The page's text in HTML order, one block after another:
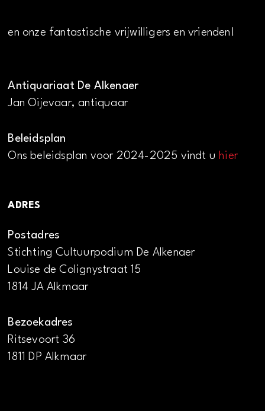
en onze fantastische vrijwilligers en vrienden!
Antiquariaat De Alkenaer
Jan Oijevaar, antiquaar
Beleidsplan
Ons beleidsplan voor 2024-2025 vindt uhier
ADRES
Postadres
Stichting Cultuurpodium De Alkenaer
Louise de Colignystraat 15
1814 JA Alkmaar
Bezoekadres
Ritsevoort 36
1811 DP Alkmaar